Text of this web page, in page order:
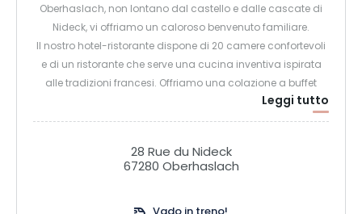
Oberhaslach, non lontano dal castello e dalle cascate di
Nideck, vi offriamo un caloroso benvenuto familiare.
Il nostro hotel-ristorante dispone di 20 camere confortevoli
e di un ristorante che serve una cucina inventiva ispirata
alle tradizioni francesi. Offriamo una colazione a buffet
varia e ben fornita per iniziare bene la giornata. Un'area bar
è a vostra disposizione per rilassarvi un po'.
Leggi tutto
28 Rue du Nideck
67280 Oberhaslach